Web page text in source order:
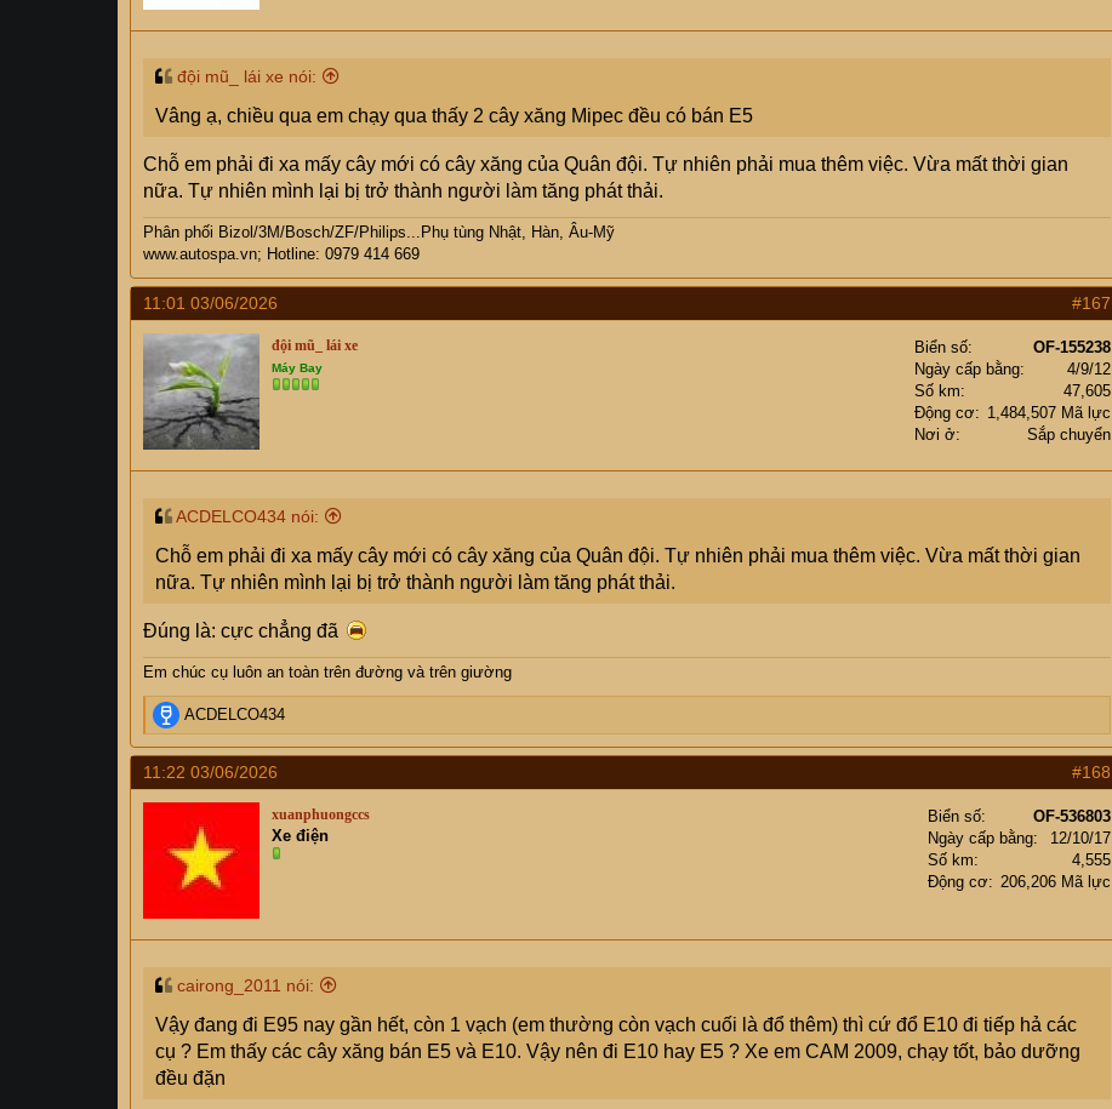
đội mũ_ lái xe nói:
Vâng ạ, chiều qua em chạy qua thấy 2 cây xăng Mipec đều có bán E5
Chỗ em phải đi xa mấy cây mới có cây xăng của Quân đội. Tự nhiên phải mua thêm việc. Vừa mất thời gian
nữa. Tự nhiên mình lại bị trở thành người làm tăng phát thải.
Phân phối Bizol/3M/Bosch/ZF/Philips...Phụ tùng Nhật, Hàn, Âu-Mỹ
www.autospa.vn; Hotline: 0979 414 669
11:01 03/06/2026 #167
đội mũ_ lái xe
Máy Bay
Biển số
OF-155238
Ngày cấp bằng
4/9/12
Số km
47,605
Động cơ
1,484,507 Mã lực
Nơi ở
Sắp chuyển
ACDELCO434 nói:
Chỗ em phải đi xa mấy cây mới có cây xăng của Quân đội. Tự nhiên phải mua thêm việc. Vừa mất thời gian
nữa. Tự nhiên mình lại bị trở thành người làm tăng phát thải.
Đúng là: cực chẳng đã
Em chúc cụ luôn an toàn trên đường và trên giường
R
e
a
c
t
o
n
s
ACDELCO434
11:22 03/06/2026 #168
xuanphuongccs
Xe điện
Biển số
OF-536803
Ngày cấp bằng
12/10/17
Số km
4,555
Động cơ
206,206 Mã lực
cairong_2011 nói:
Vậy đang đi E95 nay gần hết, còn 1 vạch (em thường còn vạch cuối là đổ thêm) thì cứ đổ E10 đi tiếp hả các
cụ ? Em thấy các cây xăng bán E5 và E10. Vậy nên đi E10 hay E5 ? Xe em CAM 2009, chạy tốt, bảo dưỡng
đều đặn